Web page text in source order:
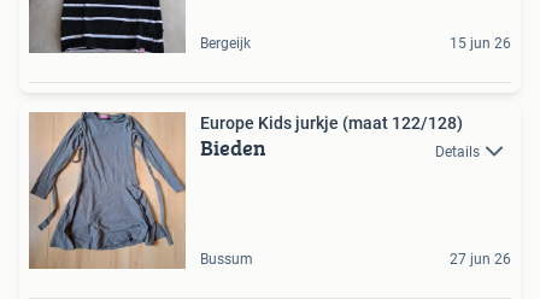
Bergeijk 15 jun 26
Europe Kids jurkje (maat 122/128)
Bieden Details
Bussum 27 jun 26